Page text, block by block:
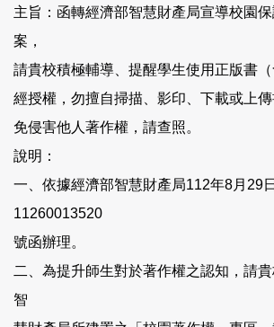
主旨：函轉經濟部智慧財產局宣導校園
案，
請貴校積極輔導、提醒學生使用正版書
經授權，勿擅自掃描、影印、下載或上
免侵害他人著作權，請查照。
說明：
一、依據經濟部智慧財產局112年8月29
11260013520
號函辦理。
二、為提升師生對於著作權之認知，請
智